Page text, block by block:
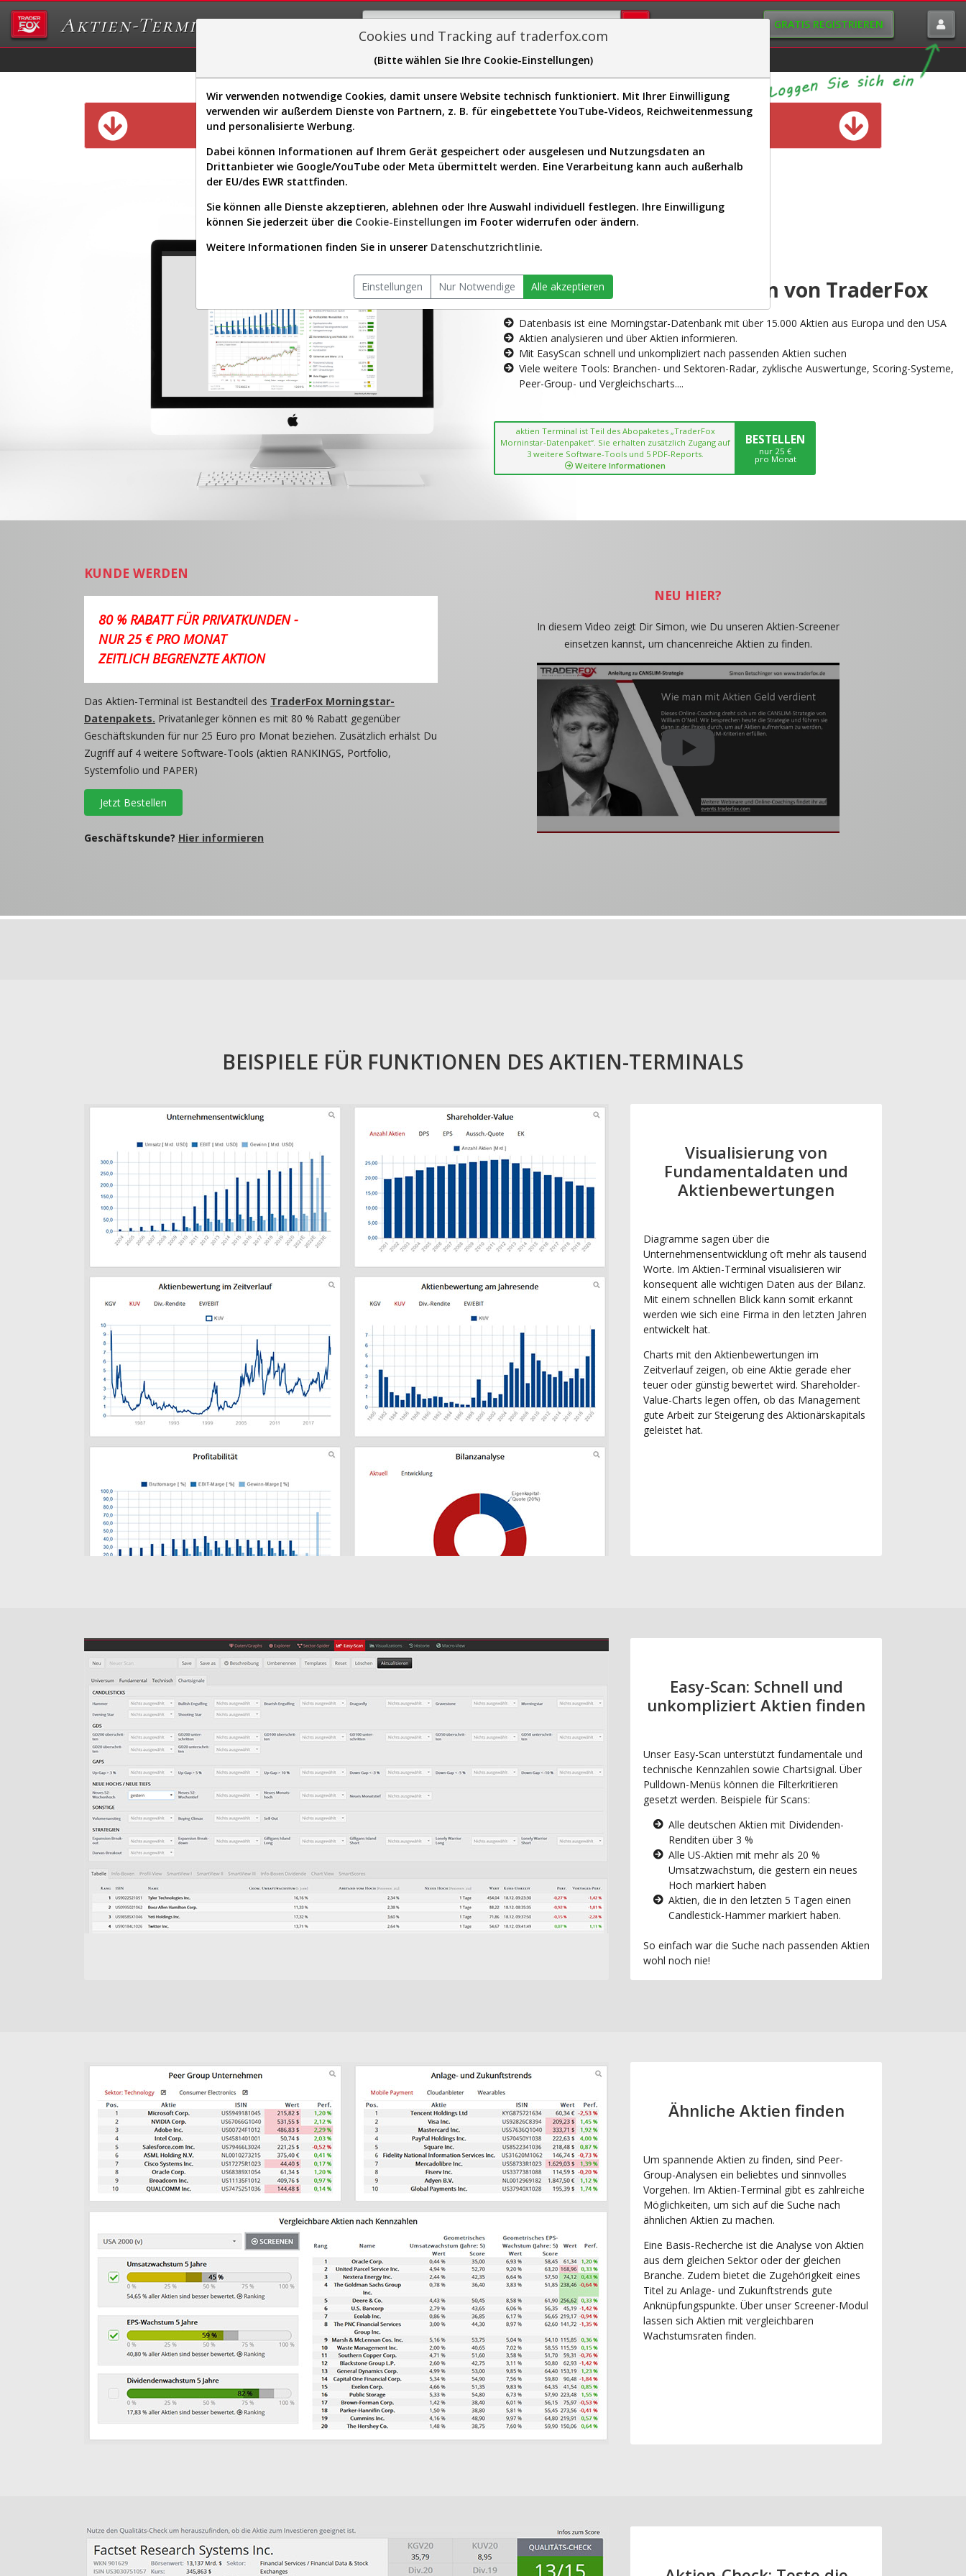
Aktien-Terminal GRATIS REGISTRIEREN
Sector-Spider Easy-Scan Visualizations
Diese Funktion ist nur für Premium-Kunden verfügbar
AKTIEN-TERMINAL
Die Aktienanalyse-Plattform von TraderFox
Datenbasis ist eine Morningstar-Datenbank mit über 15.000 Aktien aus Europa und den USA
Aktien analysieren und über Aktien informieren.
Mit EasyScan schnell und unkompliziert nach passenden Aktien suchen
Viele weitere Tools: Branchen- und Sektoren-Radar, zyklische Auswertunge, Scoring-Systeme,
Peer-Group- und Vergleichscharts....
aktien Terminal ist Teil des Abopaketes „TraderFox
Morninstar-Datenpaket“. Sie erhalten zusätzlich Zugang auf
3 weitere Software-Tools und 5 PDF-Reports.
Weitere Informationen
BESTELLEN
nur 25 €
pro Monat
KUNDE WERDEN
80 % RABATT FÜR PRIVATKUNDEN -
NUR 25 € PRO MONAT
ZEITLICH BEGRENZTE AKTION
Das Aktien-Terminal ist Bestandteil des TraderFox Morningstar-
Datenpakets. Privatanleger können es mit 80 % Rabatt gegenüber
Geschäftskunden für nur 25 Euro pro Monat beziehen. Zusätzlich erhälst Du
Zugriff auf 4 weitere Software-Tools (aktien RANKINGS, Portfolio,
Systemfolio und PAPER)
Jetzt Bestellen
Geschäftskunde? Hier informieren
NEU HIER?
In diesem Video zeigt Dir Simon, wie Du unseren Aktien-Screener
einsetzen kannst, um chancenreiche Aktien zu finden.
BEISPIELE FÜR FUNKTIONEN DES AKTIEN-TERMINALS
Visualisierung von
Fundamentaldaten und
Aktienbewertungen
Diagramme sagen über die
Unternehmensentwicklung oft mehr als tausend
Worte. Im Aktien-Terminal visualisieren wir
konsequent alle wichtigen Daten aus der Bilanz.
Mit einem schnellen Blick kann somit erkannt
werden wie sich eine Firma in den letzten Jahren
entwickelt hat.
Charts mit den Aktienbewertungen im
Zeitverlauf zeigen, ob eine Aktie gerade eher
teuer oder günstig bewertet wird. Shareholder-
Value-Charts legen offen, ob das Management
gute Arbeit zur Steigerung des Aktionärskapitals
geleistet hat.
Easy-Scan: Schnell und
unkompliziert Aktien finden
Unser Easy-Scan unterstützt fundamentale und
technische Kennzahlen sowie Chartsignal. Über
Pulldown-Menüs können die Filterkritieren
gesetzt werden. Beispiele für Scans:
Alle deutschen Aktien mit Dividenden-
Renditen über 3 %
Alle US-Aktien mit mehr als 20 %
Umsatzwachstum, die gestern ein neues
Hoch markiert haben
Aktien, die in den letzten 5 Tagen einen
Candlestick-Hammer markiert haben.
So einfach war die Suche nach passenden Aktien
wohl noch nie!
Ähnliche Aktien finden
Um spannende Aktien zu finden, sind Peer-
Group-Analysen ein beliebtes und sinnvolles
Vorgehen. Im Aktien-Terminal gibt es zahlreiche
Möglichkeiten, um sich auf die Suche nach
ähnlichen Aktien zu machen.
Eine Basis-Recherche ist die Analyse von Aktien
aus dem gleichen Sektor oder der gleichen
Branche. Zudem bietet die Zugehörigkeit eines
Titel zu Anlage- und Zukunftstrends gute
Anknüpfungspunkte. Über unser Screener-Modul
lassen sich Aktien mit vergleichbaren
Wachstumsraten finden.
Cookies und Tracking auf traderfox.com
(Bitte wählen Sie Ihre Cookie-Einstellungen)
Wir verwenden notwendige Cookies, damit unsere Website technisch funktioniert. Mit Ihrer Einwilligung
verwenden wir außerdem Dienste von Partnern, z. B. für eingebettete YouTube-Videos, Reichweitenmessung
und personalisierte Werbung.
Dabei können Informationen auf Ihrem Gerät gespeichert oder ausgelesen und Nutzungsdaten an
Drittanbieter wie Google/YouTube oder Meta übermittelt werden. Eine Verarbeitung kann auch außerhalb
der EU/des EWR stattfinden.
Sie können alle Dienste akzeptieren, ablehnen oder Ihre Auswahl individuell festlegen. Ihre Einwilligung
können Sie jederzeit über die Cookie-Einstellungen im Footer widerrufen oder ändern.
Weitere Informationen finden Sie in unserer Datenschutzrichtlinie.
Einstellungen Nur Notwendige Alle akzeptieren